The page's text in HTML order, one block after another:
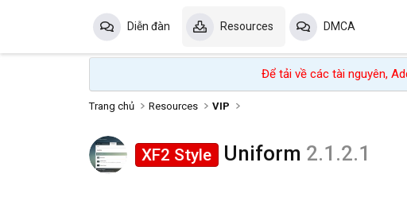
Diễn đàn Resources DMCA
Để tải về các tài nguyên,
Trang chủ Resources VIP
XF2 Style Uniform 2.1.2.1